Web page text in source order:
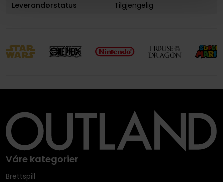
Leverandørstatus
Tilgjengelig
Våre kategorier
Brettspill